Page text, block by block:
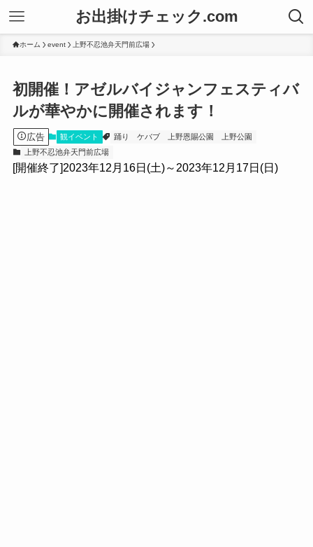
お出掛けチェック.com
ホーム event 上野不忍池弁天門前広場
初開催！アゼルバイジャンフェスティバ
ルが華やかに開催されます！
広告 観イベント 踊り ケバブ 上野恩賜公園
上野公園
上野不忍池弁天門前広場
[開催終了]2023年12月16日(土)～2023年12月17日(日)